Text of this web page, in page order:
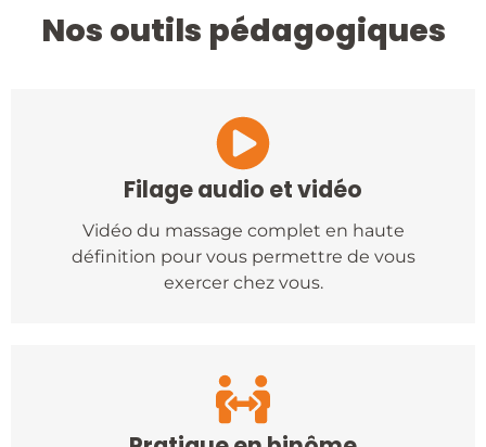
Nos outils pédagogiques
Filage audio et vidéo
Vidéo du massage complet en haute
définition pour vous permettre de vous
exercer chez vous.